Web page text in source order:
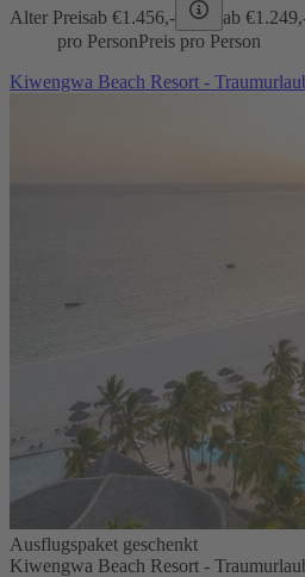
Alter Preisab €1.456,- ab €
pro PersonPreis pro Person
Kiwengwa Beach Resort -
Ausflugspaket geschenkt
Kiwengwa Beach Resort -